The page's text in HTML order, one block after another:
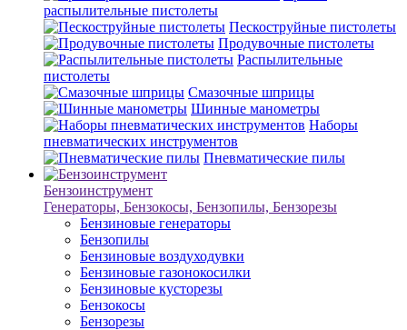
распылительные пистолеты
Пескоструйные пистолеты
Продувочные пистолеты
Распылительные
пистолеты
Смазочные шприцы
Шинные манометры
Наборы
пневматических инструментов
Пневматические пилы
Бензоинструмент
Генераторы, Бензокосы, Бензопилы, Бензорезы
Бензиновые генераторы
Бензопилы
Бензиновые воздуходувки
Бензиновые газонокосилки
Бензиновые кусторезы
Бензокосы
Бензорезы